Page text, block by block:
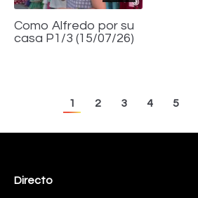
Como Alfredo por su
casa P1/3 (15/07/26)
1 2 3 4 5
Directo